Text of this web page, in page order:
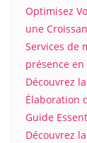
Optimisez
une
Services de
présence
Découvrez
Élaboration
Guide
Découvrez